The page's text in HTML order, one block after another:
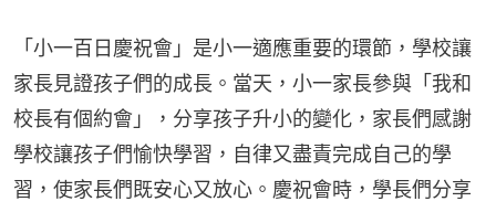
「小一百日慶祝會」是小一適應重要的環節，學校讓
家長見證孩子們的成長。當天，小一家長參與「我和
校長有個約會」，分享孩子升小的變化，家長們感謝
學校讓孩子們愉快學習，自律又盡責完成自己的學
習，使家長們既安心又放心。慶祝會時，學長們分享